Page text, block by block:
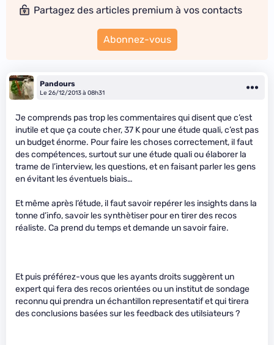
Partagez des articles premium à vos contacts
Abonnez-vous
Pandours
Le 26/12/2013 à 08h31
Je comprends pas trop les commentaires qui disent que c’est
inutile et que ça coute cher, 37 K pour une étude quali, c’est pas
un budget énorme. Pour faire les choses correctement, il faut
des compétences, surtout sur une étude quali ou élaborer la
trame de l’interview, les questions, et en faisant parler les gens
en évitant les éventuels biais…
Et même après l’étude, il faut savoir repérer les insights dans la
tonne d’info, savoir les synthètiser pour en tirer des recos
réaliste. Ca prend du temps et demande un savoir faire.
Et puis préférez-vous que les ayants droits suggèrent un
expert qui fera des recos orientées ou un institut de sondage
reconnu qui prendra un échantillon representatif et qui tirera
des conclusions basées sur les feedback des utilsiateurs ?